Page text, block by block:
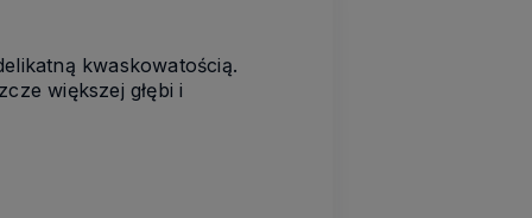
kwaskowatością.
większej głębi i